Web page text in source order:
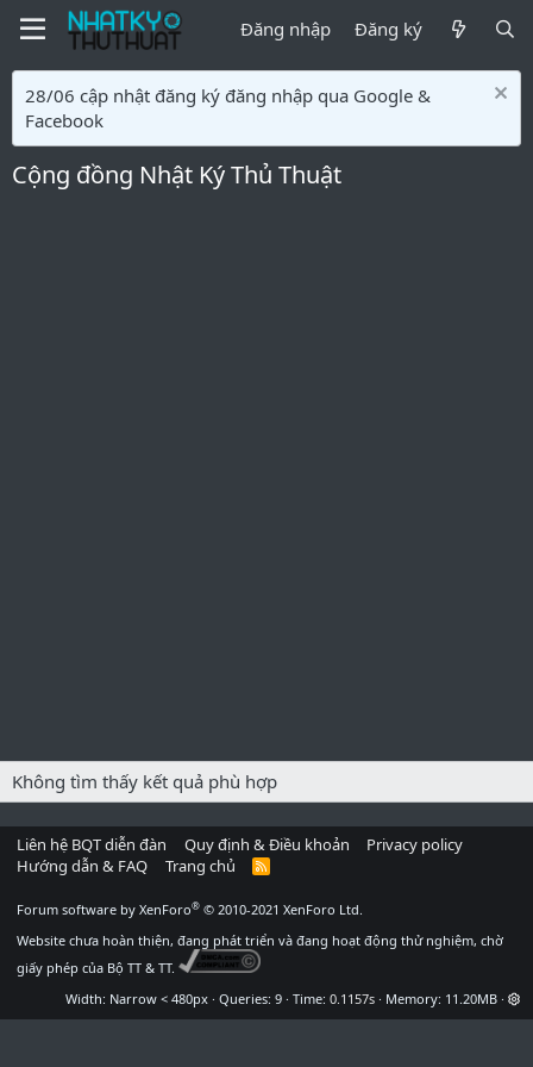
Đăng nhập Đăng ký
28/06 cập nhật đăng ký đăng nhập qua Google &
Facebook
Cộng đồng Nhật Ký Thủ Thuật
Không tìm thấy kết quả phù hợp
Liên hệ BQT diễn đàn Quy định & Điều khoản
Privacy policy
Hướng dẫn & FAQ
Trang chủ
R
Forum software by XenForo® © 2010-2021 XenForo Ltd.
Website chưa hoàn thiện, đang phát triển và đang hoạt động thử nghiệm, chờ
giấy phép của Bộ TT & TT.
Width
Queries 9 Time 0.1157s Memory 11.20MB